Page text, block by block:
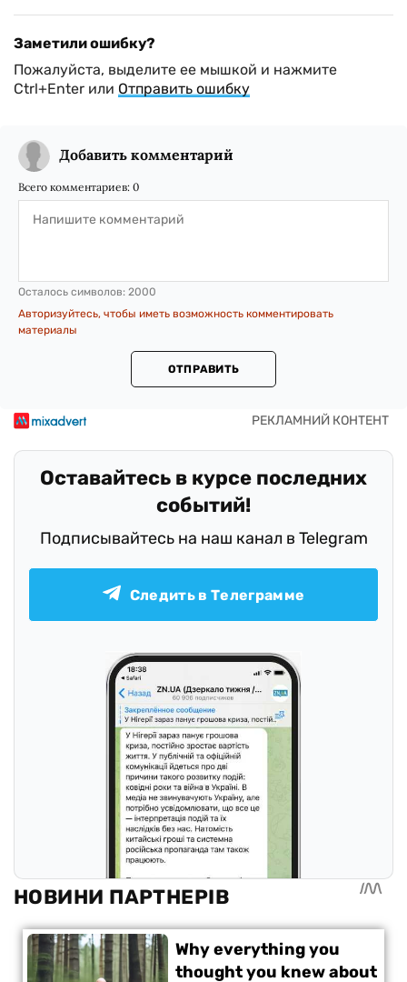
Заметили ошибку?
Пожалуйста, выделите ее мышкой и нажмите
Ctrl+Enter или Отправить ошибку
Добавить комментарий
Всего комментариев: 0
Осталось символов: 2000
Авторизуйтесь, чтобы иметь возможность комментировать
материалы
ОТПРАВИТЬ
Оставайтесь в курсе последних
событий!
Подписывайтесь на наш канал в Telegram
Следить в Телеграмме